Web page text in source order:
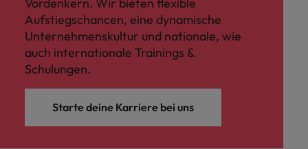
Aufstiegschancen, eine dynamische
Unternehmenskultur und nationale, wie
auch internationale Trainings &
Schulungen.
Starte deine Karriere bei uns